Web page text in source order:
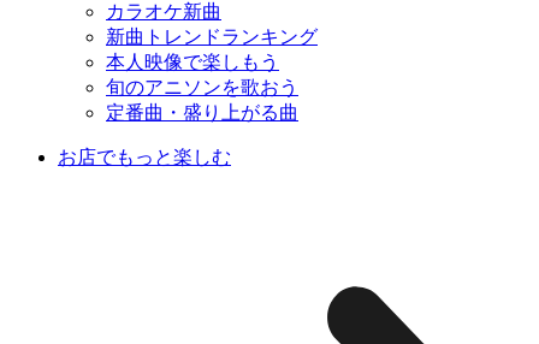
カラオケ新曲
新曲トレンドランキング
本人映像で楽しもう
旬のアニソンを歌おう
定番曲・盛り上がる曲
お店でもっと楽しむ